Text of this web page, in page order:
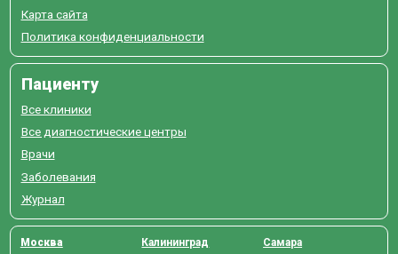
Карта сайта
Политика конфиденциальности
Пациенту
Все клиники
Все диагностические центры
Врачи
Заболевания
Журнал
Москва
Калининград
Самара